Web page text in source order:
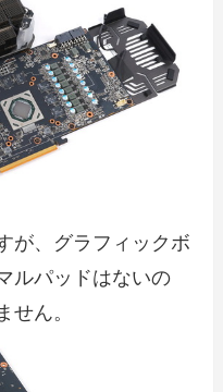
が、グラフィックボ
ルパッドはないの
せん。